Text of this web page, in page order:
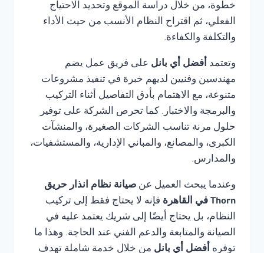
خطوة، من خلال دراسة الموقع وتحديد الاحتياج
الفعلي، ثم اقتراح النظام الأنسب من حيث الأداء
والتكلفة والكفاءة.
وتعتمد أفضل أي بانل على فريق عمل يضم
مهندسين وفنيين لديهم خبرة في تنفيذ مشروعات
متنوعة، مع الاهتمام بأدق التفاصيل أثناء التركيب
والبرمجة والاختبار. كما تحرص الشركة على توفير
حلول مرنة تناسب الشركات الصغيرة، والمنشآت
الكبرى، والمصانع، والمباني الإدارية، والمستشفيات،
والمدارس.
وعندما يبحث العميل عن صيانة نظام انذار حريق
Thorn في القاهرة
فإنه لا يحتاج فقط إلى تركيب
النظام، بل يحتاج أيضًا إلى شريك يعتمد عليه في
الصيانة والمتابعة والدعم الفني عند الحاجة. وهذا ما
توفره أفضل أي بانل من خلال خدمة شاملة تهدف